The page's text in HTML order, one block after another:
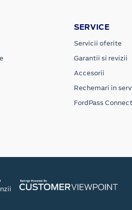
SERVICE
Servicii oferite
Garantii si revizii
Accesorii
Rechemari in
FordPass Connect